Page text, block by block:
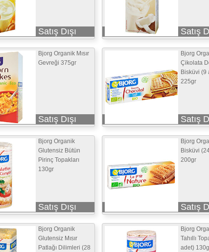
Satış Dışı Satış
Bjorg Organik Mısır
Gevreği 375gr
Satış Dışı
Bjorg
Çikolata
Bisküvi (9
225gr
Satış
Bjorg Organik
Glutensiz Bütün
Pirinç Topakları
130gr
Satış Dışı
Bjorg
Bisküvi
200gr
Satış
Bjorg Organik
Glutensiz Mısır
Patlağı Dilimleri (28
Bjorg
Tahıllı
adet)